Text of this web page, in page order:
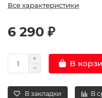
Все характеристики
6 290 ₽
В
В закладки В